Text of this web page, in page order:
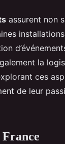
assurent non
la
ces
de leur